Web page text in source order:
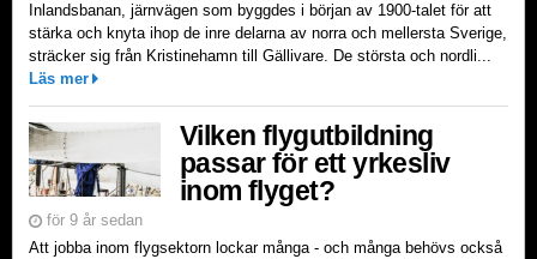
Inlandsbanan, järnvägen som byggdes i början av 1900-talet för att
stärka och knyta ihop de inre delarna av norra och mellersta Sverige,
sträcker sig från Kristinehamn till Gällivare. De största och nordli...
Läs mer
Vilken flygutbildning
passar för ett yrkesliv
inom flyget?
för 9 år sedan
Att jobba inom flygsektorn lockar många - och många behövs också